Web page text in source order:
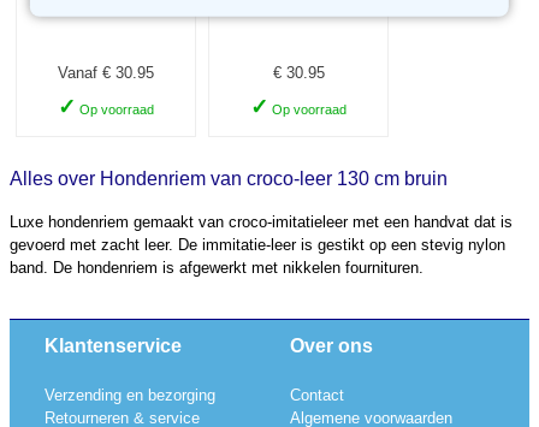
Vanaf € 30.95
✓ Op voorraad
€ 30.95
✓ Op voorraad
Alles over Hondenriem van croco-leer 130 cm bruin
Luxe hondenriem gemaakt van croco-imitatieleer met een handvat dat is
gevoerd met zacht leer. De immitatie-leer is gestikt op een stevig nylon
band. De hondenriem is afgewerkt met nikkelen fournituren.
Klantenservice
Verzending en bezorging
Retourneren & service
Over ons
Contact
Algemene voorwaarden